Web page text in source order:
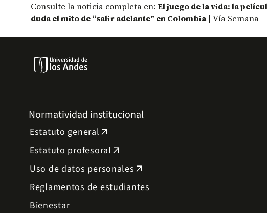
Consulte la noticia completa en: El juego de la vida: la
duda el mito de “salir adelante” en Colombia | Vía Semana
Normatividad institucional
Estatuto general arrow_outward
Estatuto profesoral arrow_outward
Uso de datos personales arrow_outward
Reglamentos de estudiantes
Bienestar